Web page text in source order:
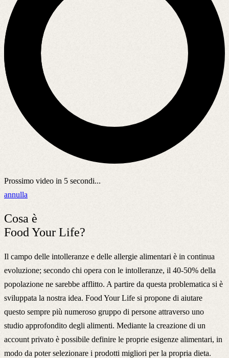
Prossimo video in 5 secondi...
annulla
Cosa è
Food Your Life?
Il campo delle intolleranze e delle allergie alimentari è in continua
evoluzione; secondo chi opera con le intolleranze, il 40-50% della
popolazione ne sarebbe afflitto. A partire da questa problematica si è
sviluppata la nostra idea. Food Your Life si propone di aiutare
questo sempre più numeroso gruppo di persone attraverso uno
studio approfondito degli alimenti. Mediante la creazione di un
account privato è possibile definire le proprie esigenze alimentari, in
modo da poter selezionare i prodotti migliori per la propria dieta.